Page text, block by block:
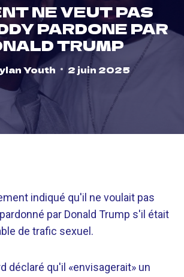
NE VEUT PAS
PARDONE PAR
TRUMP
Youth 2 juin 2025
indiqué qu'il ne voulait pas
par Donald Trump s'il était
de trafic sexuel.
déclaré qu'il «envisagerait» un